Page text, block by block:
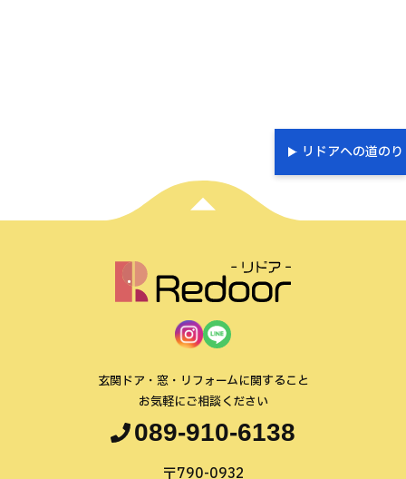
リドアへの道のり
玄関ドア・窓・リフォームに関すること
お気軽にご相談ください
089-910-6138
〒790-0932